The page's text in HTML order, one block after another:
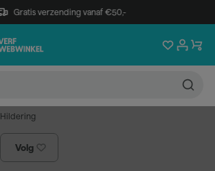
Gratis verzending vanaf €50,-
Hildering
Volg